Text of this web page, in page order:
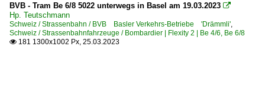
BVB - Tram Be 6/8 5022 unterwegs in Basel am 19.03.2023 
Hp. Teutschmann
Schweiz / Strassenbahn / BVB Basler Verkehrs-Betriebe 'Drämmli',
Schweiz / Strassenbahnfahrzeuge / Bombardier | Flexity 2 | Be 4/6, Be 6/8
 181 1300x1002 Px, 25.03.2023